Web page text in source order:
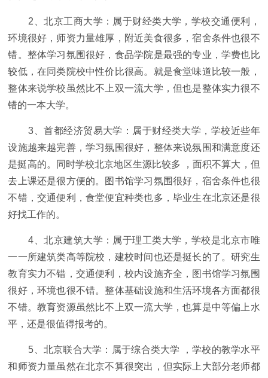
2、北京工商大学：属于财经类大学，学校交通便利，
环境很好，师资力量雄厚，附近美食很多，宿舍条件也很不
错。整体学习氛围很好，食品学院是最强的专业，学费也比
较低，在同类院校中性价比很高。就是食堂味道比较一般，
整体来说学校虽然比不上双一流大学，但也是整体实力很不
错的一本大学。
3、首都经济贸易大学：属于财经类大学，学校近些年
设施越来越完善，学习氛围很好，整体来说氛围和满意度还
是挺高的。同时学校北京地区生源比较多 ，面积不算大，但
去上课还是很方便的。图书馆学习氛围很好，宿舍条件也很
不错，交通便利，食堂便宜种类也多，毕业生在北京还是很
好找工作的。
4、北京建筑大学：属于理工类大学，学校是北京市唯
一一所建筑类高等院校，建校时间也还是挺长的了。研究生
教育实力不错，交通便利，校内设施齐全，图书馆学习氛围
很好，环境也很不错。整体基础设施和生活环境各方面都很
不错。教育资源虽然比不上双一流大学，也算是中等偏上水
平，还是很值得报考的。
5、北京联合大学：属于综合类大学 ，学校的教学水平
和师资力量虽然在北京不算很突出，但实际上大部分老师都